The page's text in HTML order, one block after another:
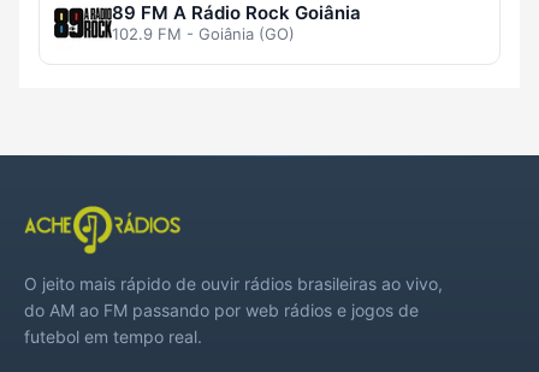
89 FM A Rádio Rock Goiânia
102.9 FM - Goiânia (GO)
O jeito mais rápido de ouvir rádios brasileiras ao vivo,
do AM ao FM passando por web rádios e jogos de
futebol em tempo real.